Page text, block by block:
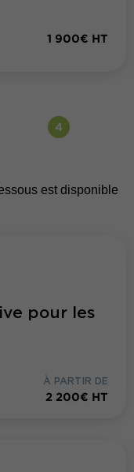
1 900€ HT
4
est disponible
pour les
À PARTIR DE
2 200€ HT